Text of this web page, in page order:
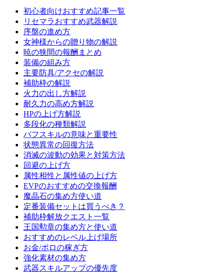
初心者向けおすすめ記事一覧
リセマラおすすめ武器解説
序盤の進め方
女神様からの贈り物の解説
暁の狭間の報酬まとめ
装備の組み方
主要防具/アクセの解説
補助枠の解説
火力の出し方解説
耐久力の高め方解説
HPの上げ方解説
多段化の種類解説
バフスキルの意味と重要性
状態異常の回復方法
消滅の波動の効果と対策方法
回避の上げ方
属性相性と属性値の上げ方
EVPのおすすめの交換報酬
魔晶石の集め方使い道
定番装備セットは買うべき？
補助枠解放クエスト一覧
王国勲章の集め方と使い道
おすすめのレベル上げ場所
お金/ポロの稼ぎ方
強化素材の集め方
武器スキルアップの優先度